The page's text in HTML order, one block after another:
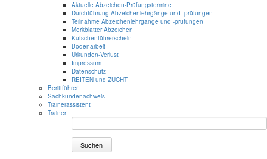
Aktuelle Abzeichen-Prüfungstermine
Durchführung Abzeichenlehrgänge und -prüfungen
Teilnahme Abzeichenlehrgänge und -prüfungen
Merkblätter Abzeichen
Kutschenführerschein
Bodenarbeit
Urkunden-Verlust
Impressum
Datenschutz
REITEN und ZUCHT
Berittführer
Sachkundenachweis
Trainerassistent
Trainer
Suchen